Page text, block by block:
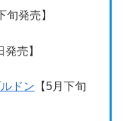
旬発売】
発売】
ドン 【5月下旬